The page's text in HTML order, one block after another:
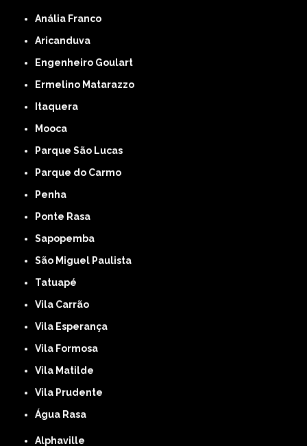
Anália Franco
Aricanduva
Engenheiro Goulart
Ermelino Matarazzo
Itaquera
Mooca
Parque São Lucas
Parque do Carmo
Penha
Ponte Rasa
Sapopemba
São Miguel Paulista
Tatuapé
Vila Carrão
Vila Esperança
Vila Formosa
Vila Matilde
Vila Prudente
Água Rasa
Alphaville